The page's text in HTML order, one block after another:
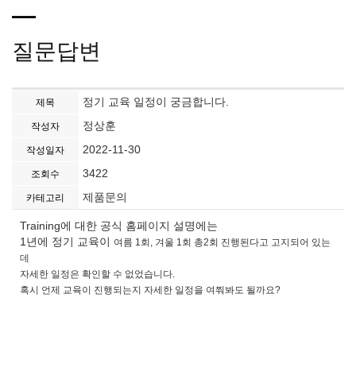
질문답변
제목 정기 교육 일정이 궁금합니다.
작성자 정상훈
작성일자 2022-11-30
조회수 3422
카테고리 제품문의
Training에 대한 공식 홈페이지 설명에는
1년에 정기 교육이 여름 1회, 겨울 1회 총2회 진행된다고 고지되어 있는
데
자세한 일정은 확인할 수 없었습니다.
혹시 언제 교육이 진행되는지 자세한 일정을 여쭤봐도 될까요?